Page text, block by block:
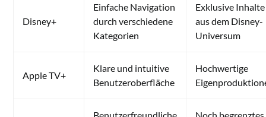
Disney+
Einfache Navigation
durch verschiedene
Kategorien
Exklusive Inhalte
aus dem Disney-
Universum
Apple TV+
Klare und intuitive
Benutzeroberfläche
Hochwertige